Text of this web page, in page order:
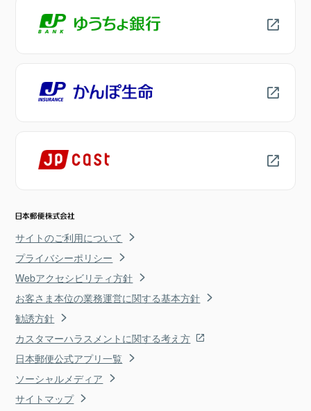
サイトのご利用について
プライバシーポリシー
Webアクセシビリティ方針
お客さま本位の業務運営に関する基本方針
勧誘方針
カスタマーハラスメントに関する考え方
日本郵便公式アプリ一覧
ソーシャルメディア
サイトマップ